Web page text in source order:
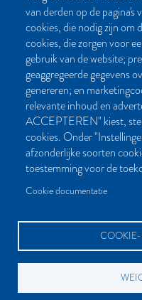
van derden op de pagina's
cookies, die nodig zijn om
cookies, die zorgen voor
gebruik van de website;
geaggregeerde gegevens
genereren; en
relevante inhoud en
ACCEPTEREN" kiest,
cookies. Onder
afzonderlijke soorten
toestemming voor de
Cookie documentatie
COOKIE-
CONTACT
Post- en bezoekadres:
Kattegat 32-8
9723 JP Groningen
Nederland
Bellen:
050 851 80 41
Bereikbaar van maandag t/
info[at]palmslag.nl(algemene